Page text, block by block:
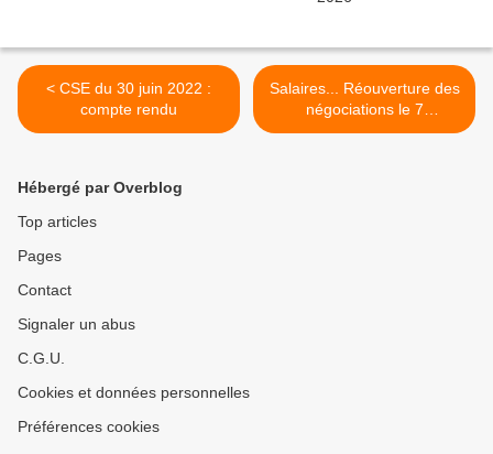
< CSE du 30 juin 2022 :
compte rendu
Salaires... Réouverture des
négociations le 7
septembre 2022 ! >
Hébergé par Overblog
Top articles
Pages
Contact
Signaler un abus
C.G.U.
Cookies et données personnelles
Préférences cookies